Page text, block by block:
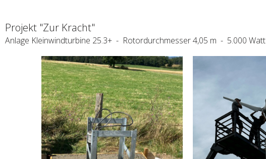
Projekt "Zur Kracht"
Anlage Kleinwindturbine 25.3+ - Rotordurchmesser 4,05 m - 5.000 Watt